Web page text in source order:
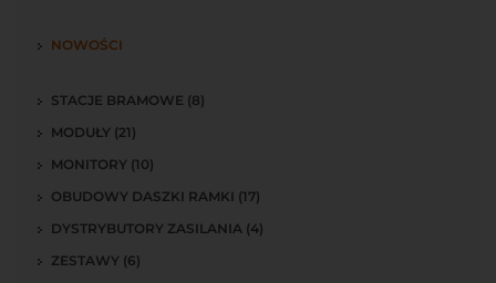
NOWOŚCI
STACJE BRAMOWE (8)
MODUŁY (21)
MONITORY (10)
OBUDOWY DASZKI RAMKI (17)
DYSTRYBUTORY ZASILANIA (4)
ZESTAWY (6)